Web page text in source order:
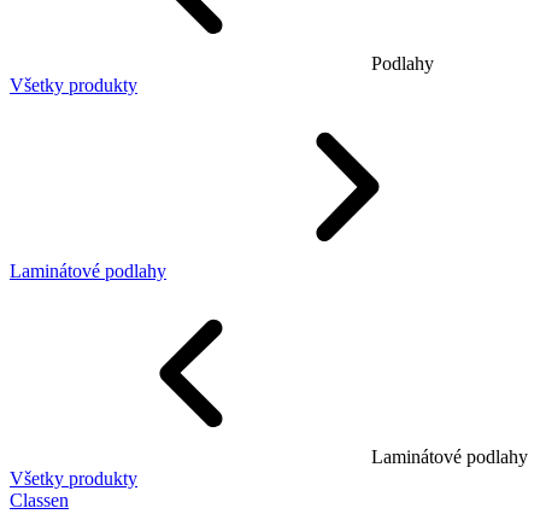
Podlahy
Všetky produkty
Laminátové podlahy
Laminátové podlahy
Všetky produkty
Classen